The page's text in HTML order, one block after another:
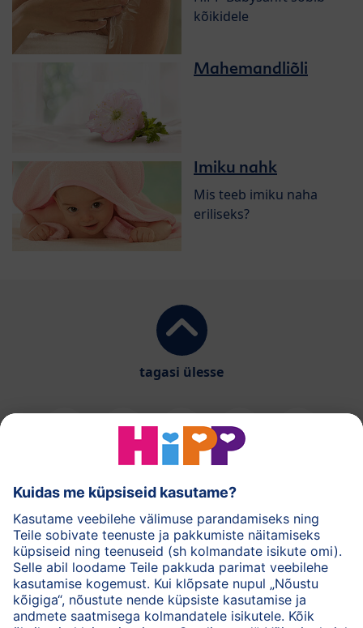
kõikidele
Mahemandliõli
Imiku nahk
Mis teeb imiku naha
eriliseks?
tagasi ülesse
HiPPi piimasegud
HiPPi imikutoidud
HiPPi nahahooldus
Privaatsuspõhimõtted
Kasutustingimused
Andmed
Ettevõttest HiPP Kontakt